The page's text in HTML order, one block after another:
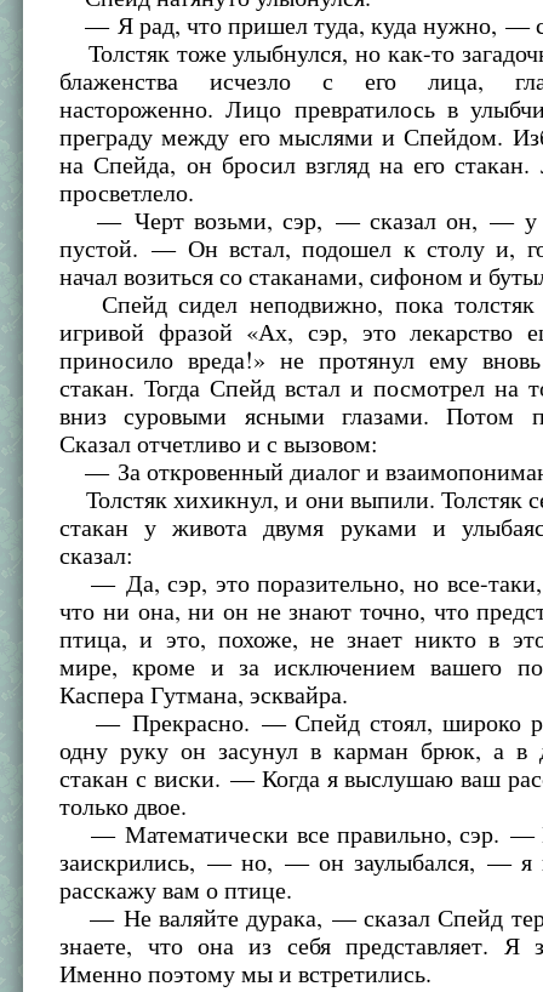
— Я рад, что пришел туда, куда нужно, —
Толстяк тоже улыбнулся, но как-то
блаженства исчезло с его лица,
настороженно. Лицо превратилось в
преграду между его мыслями и Спейдом.
на Спейда, он бросил взгляд на его стакан.
просветлело.
— Черт возьми, сэр, — сказал он, — у
пустой. — Он встал, подошел к столу и,
начал возиться со стаканами, сифоном и
Спейд сидел неподвижно, пока
игривой фразой «Ах, сэр, это лекарство
приносило вреда!» не протянул ему
стакан. Тогда Спейд встал и посмотрел на
вниз суровыми ясными глазами. Потом
Сказал отчетливо и с вызовом:
— За откровенный диалог и
Толстяк хихикнул, и они выпили. Толстяк
стакан у живота двумя руками и
сказал:
— Да, сэр, это поразительно, но все-
что ни она, ни он не знают точно, что
птица, и это, похоже, не знает никто в
мире, кроме и за исключением вашего
Каспера Гутмана, эсквайра.
— Прекрасно. — Спейд стоял, широко
одну руку он засунул в карман брюк, а в
стакан с виски. — Когда я выслушаю ваш
только двое.
— Математически все правильно, сэр. —
заискрились, — но, — он заулыбался, — я
расскажу вам о птице.
— Не валяйте дурака, — сказал Спейд
знаете, что она из себя представляет. Я
Именно поэтому мы и встретились.